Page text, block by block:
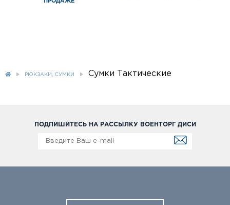
РЮКЗАКИ, СУМКИ Сумки Тактические
ПОДПИШИТЕСЬ НА РАССЫЛКУ ВОЕНТОРГ ДИСИ